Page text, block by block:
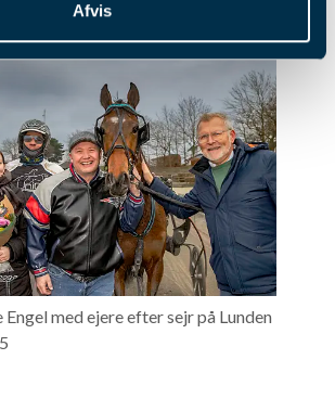
Afvis
med ejere efter sejr på Lunden